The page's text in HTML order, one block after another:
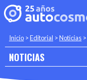
Inicio >Editorial >Noticias >
NOTICIAS